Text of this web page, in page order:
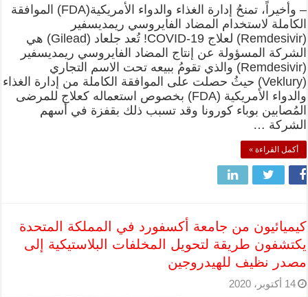
– وأخيراً، تمنحُ إدارة الغذاء والدواء الأمريكية(FDA) الموافقة
الكاملة لاستخدام المضاد الفايروسي ريمديسفير
(Remdesivir) لعلاج COVID-19! تُعد جلعاد (Gilead) هي
الشركة المسؤولة عن إنتاج المضاد الفايروسي ريمديسفير
(Remdesivir) والذي تقومُ ببيعه تحت الاسم التجاري
(Veklury) حيثُ حصلت على الموافقة الكاملة من إدارة الغذاء
والدواء الأمريكية (FDA) بخصوص استعماله كعلاج للمرضى
المُصابين بوباء كورونا وقد تسبب ذلك بقفزة في أسهم
الشركة …
أكمل القراءة »
كيميائيون من جامعة أكسفورد في المملكة المتحدة
يكتشفون طريقة لتحويل المخلفات البلاستيكية إلى
مصدر نظيف للهيدروجين
14 أكتوبر، 2020